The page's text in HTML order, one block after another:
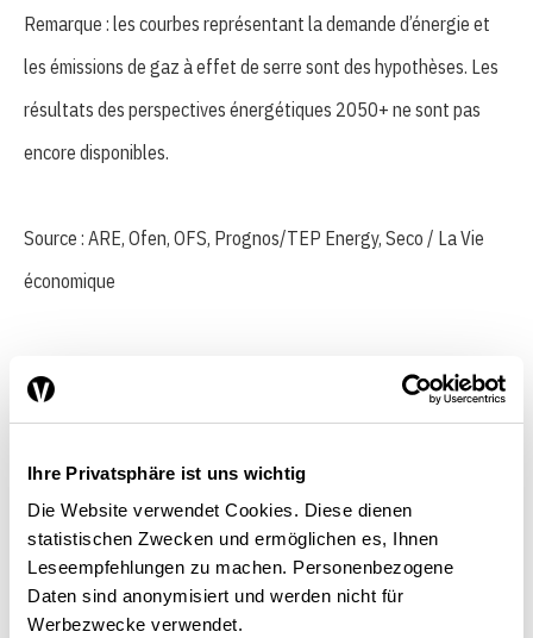
Ihre Privatsphäre ist uns wichtig
Die Website verwendet Cookies. Diese dienen
statistischen Zwecken und ermöglichen es, Ihnen
Leseempfehlungen zu machen. Personenbezogene
Daten sind anonymisiert und werden nicht für
Werbezwecke verwendet.
Remarque : les courbes représentant la demande d’énergie et
les émissions de gaz à effet de serre sont des hypothèses. Les
résultats des perspectives énergétiques 2050+ ne sont pas
encore disponibles.
Source : ARE, Ofen, OFS, Prognos/TEP Energy, Seco / La Vie
économique
La population et le PIB comme
catalyseurs
La population et la performance
économique sont les premiers